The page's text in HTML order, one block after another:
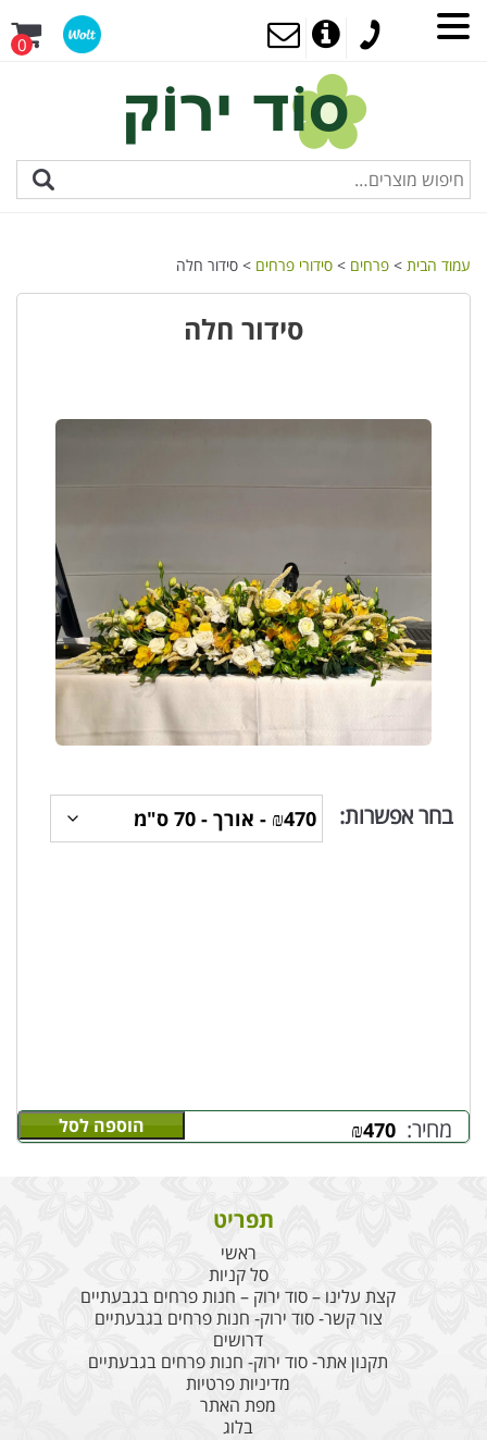
0
עמוד הבית > פרחים > סידורי פרחים > סידור חלה
סידור חלה
בחר אפשרות:
מחיר: ₪470 הוספה לסל
תפריט
ראשי
סל קניות
קצת עלינו – סוד ירוק – חנות פרחים בגבעתיים
צור קשר- סוד ירוק- חנות פרחים בגבעתיים
דרושים
תקנון אתר- סוד ירוק- חנות פרחים בגבעתיים
מדיניות פרטיות
מפת האתר
בלוג